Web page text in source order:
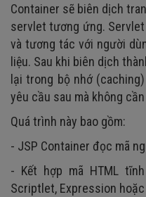
Container sẽ biên dịch
servlet tương ứng.
và tương tác với người
liệu. Sau khi biên dịch
lại trong bộ nhớ
yêu cầu sau mà không
Quá trình này bao gồm:
- JSP Container đọc mã
- Kết hợp mã HTML
Scriptlet, Expression